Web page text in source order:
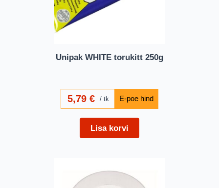
Unipak WHITE torukitt 250g
5,79€ tk
Lisa korvi